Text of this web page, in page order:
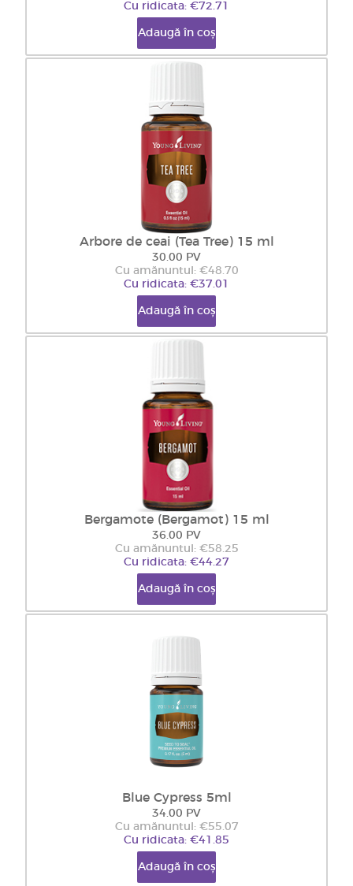
Cu ridicata: €72.71
Adaugă în coș
Arbore de ceai (Tea Tree) 15 ml
30.00 PV
Cu amănuntul: €48.70
Cu ridicata: €37.01
Adaugă în coș
Bergamote (Bergamot) 15 ml
36.00 PV
Cu amănuntul: €58.25
Cu ridicata: €44.27
Adaugă în coș
Blue Cypress 5ml
34.00 PV
Cu amănuntul: €55.07
Cu ridicata: €41.85
Adaugă în coș